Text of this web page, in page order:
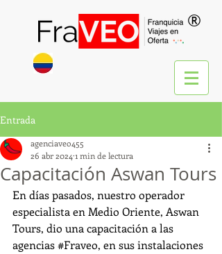
®
Entrada
Capacitación Aswan Tours
agenciaveo455
26 abr 2024 1 min de lectura
En días pasados, nuestro operador
especialista en Medio Oriente, Aswan
Tours, dio una capacitación a las
agencias #Fraveo, en sus instalaciones